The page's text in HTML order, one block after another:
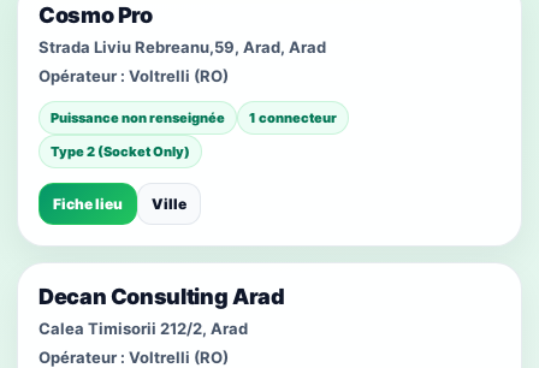
Cosmo Pro
Strada Liviu Rebreanu,59, Arad, Arad
Opérateur : Voltrelli (RO)
Puissance non renseignée
1 connecteur
Type 2 (Socket Only)
Fiche lieu Ville
Decan Consulting Arad
Calea Timisorii 212/2, Arad
Opérateur : Voltrelli (RO)